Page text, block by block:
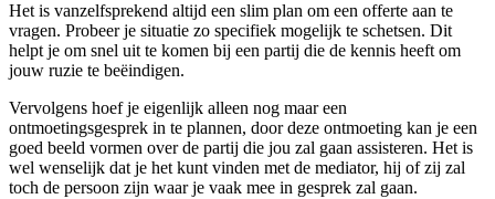
Het is vanzelfsprekend altijd een slim plan om een offerte aan te
vragen. Probeer je situatie zo specifiek mogelijk te schetsen. Dit
helpt je om snel uit te komen bij een partij die de kennis heeft om
jouw ruzie te beëindigen.
Vervolgens hoef je eigenlijk alleen nog maar een
ontmoetingsgesprek in te plannen, door deze ontmoeting kan je een
goed beeld vormen over de partij die jou zal gaan assisteren. Het is
wel wenselijk dat je het kunt vinden met de mediator, hij of zij zal
toch de persoon zijn waar je vaak mee in gesprek zal gaan.